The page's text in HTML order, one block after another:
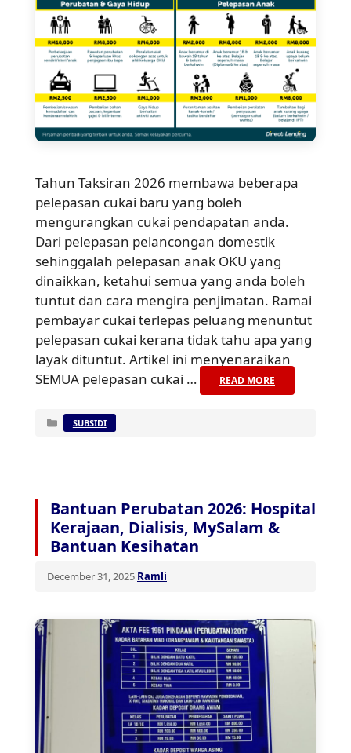
Tahun Taksiran 2026 membawa beberapa
pelepasan cukai baru yang boleh
mengurangkan cukai pendapatan anda.
Dari pelepasan pelancongan domestik
sehinggalah pelepasan anak OKU yang
dinaikkan, ketahui semua yang anda boleh
tuntut dan cara mengira penjimatan. Ramai
pembayar cukai terlepas peluang menuntut
pelepasan cukai kerana tidak tahu apa yang
layak dituntut. Artikel ini menyenaraikan
SEMUA pelepasan cukai …
READ MORE
Categories
SUBSIDI
Bantuan Perubatan 2026: Hospital
Kerajaan, Dialisis, MySalam &
Bantuan Kesihatan
December 31, 2025 Ramli